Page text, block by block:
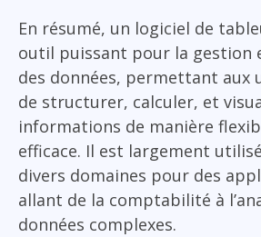
En résumé, un logiciel de
outil puissant pour la gestion
des données, permettant aux
de structurer, calculer, et
informations de manière
efficace. Il est largement
divers domaines pour des
allant de la comptabilité à
données complexes.